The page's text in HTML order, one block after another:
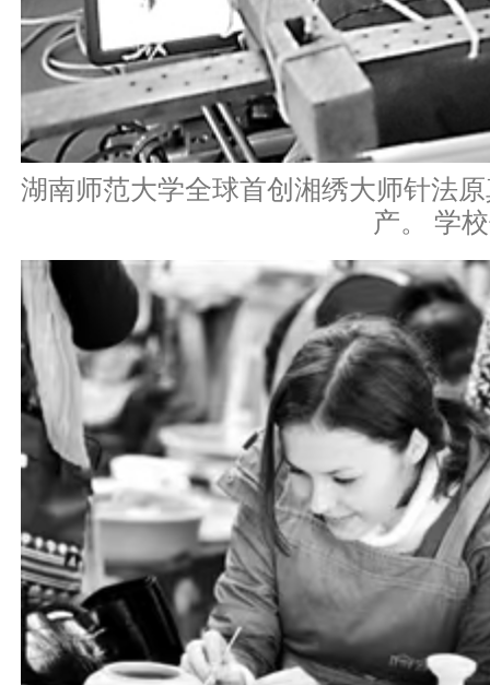
湖南师范大学全球首创湘绣大师针法
产。 学